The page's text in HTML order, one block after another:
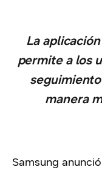
La
permite a los
manera
Samsung